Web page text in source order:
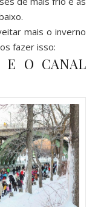
mais o inverno
fazer isso:
E O CANAL